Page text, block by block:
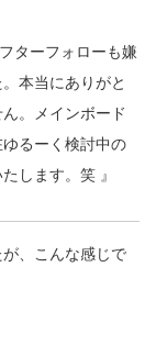
ターフォローも嫌
本当にありがと
。メインボード
るーく検討中の
します。笑 』
、こんな感じで